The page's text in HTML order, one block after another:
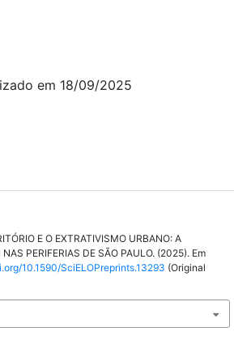
em 18/09/2025
E O EXTRATIVISMO URBANO: A
PERIFERIAS DE SÃO PAULO. (2025). Em
10.1590/SciELOPreprints.13293 (Original